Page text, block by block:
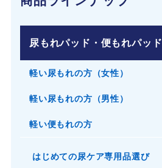
尿もれパッド・便もれパッド
軽い尿もれの方（女性）
軽い尿もれの方（男性）
軽い便もれの方
はじめての尿ケア専用品選び